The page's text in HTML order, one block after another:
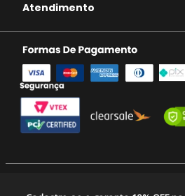
Atendimento
SE BEBER, NÃO DIRIJA. APRECIE COM